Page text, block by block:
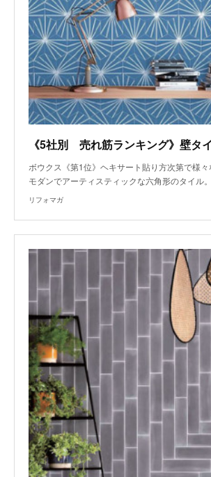
ボウクス《第1位》ヘキサート貼り方次第で様
モダンでアーティスティックな六角形のタイル
リフォマガ